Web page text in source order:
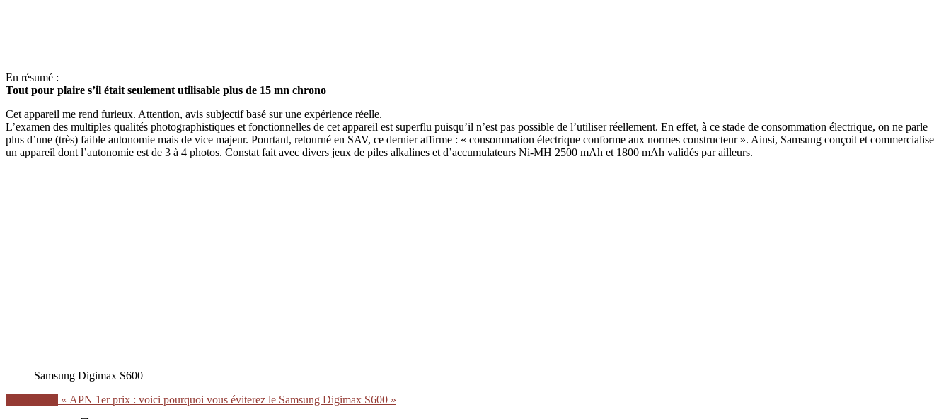
En résumé :
Tout pour plaire s’il était seulement utilisable plus de 15 mn chrono
Cet appareil me rend furieux. Attention, avis subjectif basé sur une expérience réelle.
L’examen des multiples qualités photographistiques et fonctionnelles de cet appareil est superflu puisqu’il n’est pas possible de l’utiliser réellement. En effet, à ce stade de consommation électrique, on ne parle
plus d’une (très) faible autonomie mais de vice majeur. Pourtant, retourné en SAV, ce dernier affirme : « consommation électrique conforme aux normes constructeur ». Ainsi, Samsung conçoit et commercialise
un appareil dont l’autonomie est de 3 à 4 photos. Constat fait avec divers jeux de piles alkalines et d’accumulateurs Ni-MH 2500 mAh et 1800 mAh validés par ailleurs.
Samsung Digimax S600
« APN 1er prix : voici pourquoi vous éviterez le Samsung Digimax S600 »